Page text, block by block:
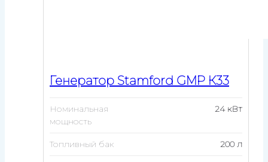
Генератор Stamford GMP К33
Номинальная
мощность
24 кВт
Топливный бак 200 л